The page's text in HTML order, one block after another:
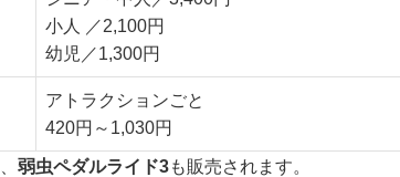
小人 ／2,100円
幼児／1,300円
アトラクションごと
420円～1,030円
弱虫ペダルライド3も販売されます。